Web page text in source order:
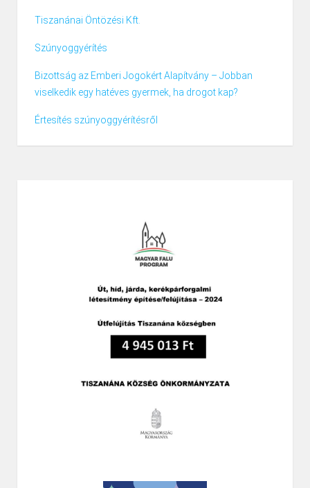
Tiszanánai Öntözési Kft.
Szúnyoggyérítés
Bizottság az Emberi Jogokért Alapítvány – Jobban
viselkedik egy hatéves gyermek, ha drogot kap?
Értesítés szúnyoggyérítésről